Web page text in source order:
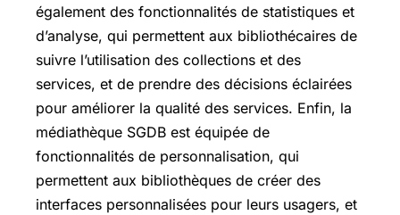
également des fonctionnalités de statistiques et
d’analyse, qui permettent aux bibliothécaires de
suivre l’utilisation des collections et des
services, et de prendre des décisions éclairées
pour améliorer la qualité des services. Enfin, la
médiathèque SGDB est équipée de
fonctionnalités de personnalisation, qui
permettent aux bibliothèques de créer des
interfaces personnalisées pour leurs usagers, et